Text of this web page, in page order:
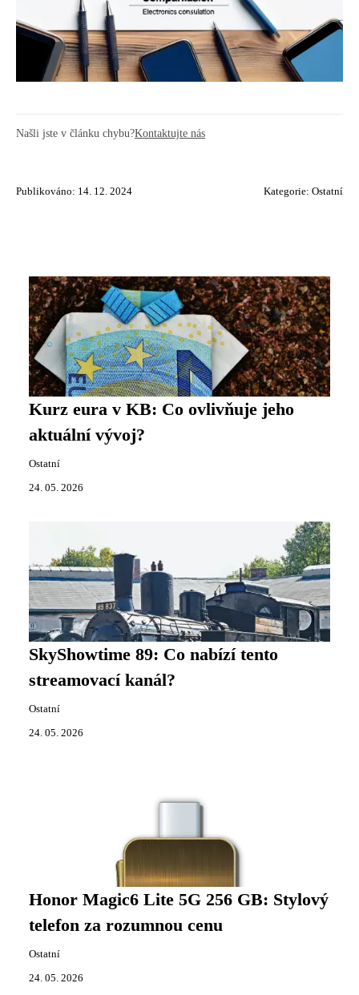
Našli jste v článku chybu?Kontaktujte nás
Publikováno: 14. 12. 2024 Kategorie: Ostatní
Kurz eura v KB: Co ovlivňuje jeho
aktuální vývoj?
Ostatní
24. 05. 2026
SkyShowtime 89: Co nabízí tento
streamovací kanál?
Ostatní
24. 05. 2026
Honor Magic6 Lite 5G 256 GB: Stylový
telefon za rozumnou cenu
Ostatní
24. 05. 2026